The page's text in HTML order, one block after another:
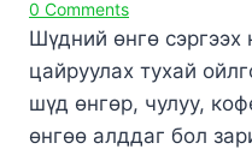
0 Comments
Шүдний өнгө сэргээх
цайруулах тухай
шүд өнгөр, чулуу,
өнгөө алддаг бол